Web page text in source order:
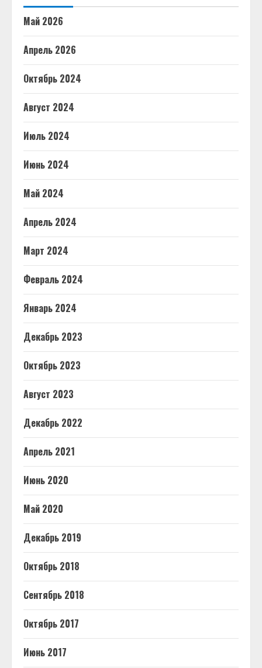
Май 2026
Апрель 2026
Октябрь 2024
Август 2024
Июль 2024
Июнь 2024
Май 2024
Апрель 2024
Март 2024
Февраль 2024
Январь 2024
Декабрь 2023
Октябрь 2023
Август 2023
Декабрь 2022
Апрель 2021
Июнь 2020
Май 2020
Декабрь 2019
Октябрь 2018
Сентябрь 2018
Октябрь 2017
Июнь 2017